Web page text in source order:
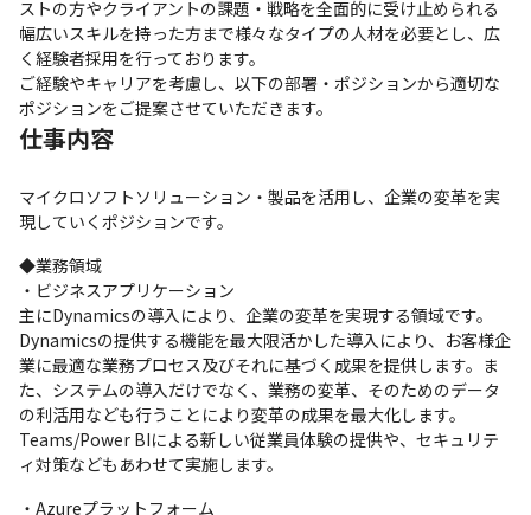
ストの方やクライアントの課題・戦略を全面的に受け止められる
幅広いスキルを持った方まで様々なタイプの人材を必要とし、広
く経験者採用を行っております。
ご経験やキャリアを考慮し、以下の部署・ポジションから適切な
ポジションをご提案させていただきます。
仕事内容
マイクロソフトソリューション・製品を活用し、企業の変革を実
現していくポジションです。
◆業務領域
・ビジネスアプリケーション
主にDynamicsの導入により、企業の変革を実現する領域です。
Dynamicsの提供する機能を最大限活かした導入により、お客様企
業に最適な業務プロセス及びそれに基づく成果を提供します。ま
た、システムの導入だけでなく、業務の変革、そのためのデータ
の利活用なども行うことにより変革の成果を最大化します。
Teams/Power BIによる新しい従業員体験の提供や、セキュリテ
ィ対策などもあわせて実施します。
・Azureプラットフォーム